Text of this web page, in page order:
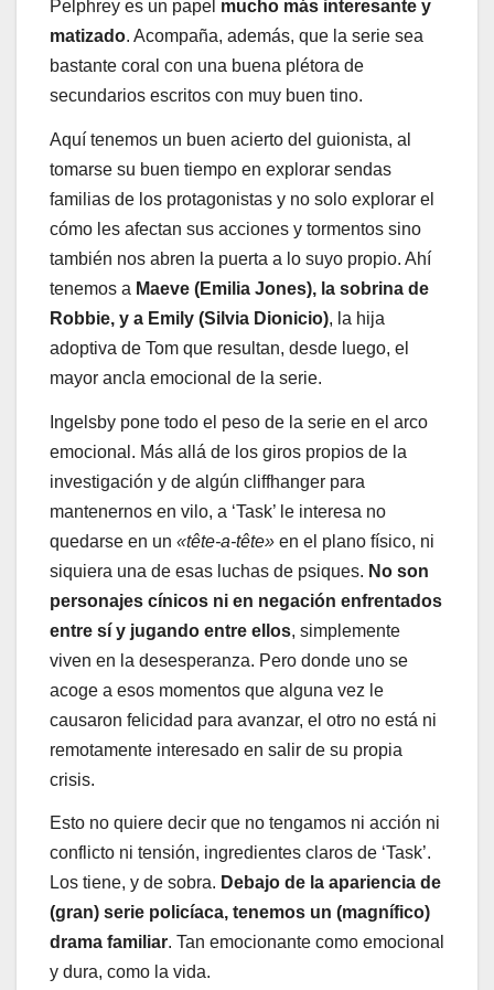
Pelphrey es un papel mucho más interesante y
matizado. Acompaña, además, que la serie sea
bastante coral con una buena plétora de
secundarios escritos con muy buen tino.
Aquí tenemos un buen acierto del guionista, al
tomarse su buen tiempo en explorar sendas
familias de los protagonistas y no solo explorar el
cómo les afectan sus acciones y tormentos sino
también nos abren la puerta a lo suyo propio. Ahí
tenemos a Maeve (Emilia Jones), la sobrina de
Robbie, y a Emily (Silvia Dionicio), la hija
adoptiva de Tom que resultan, desde luego, el
mayor ancla emocional de la serie.
Ingelsby pone todo el peso de la serie en el arco
emocional. Más allá de los giros propios de la
investigación y de algún cliffhanger para
mantenernos en vilo, a ‘Task’ le interesa no
quedarse en un «tête-a-tête» en el plano físico, ni
siquiera una de esas luchas de psiques. No son
personajes cínicos ni en negación enfrentados
entre sí y jugando entre ellos, simplemente
viven en la desesperanza. Pero donde uno se
acoge a esos momentos que alguna vez le
causaron felicidad para avanzar, el otro no está ni
remotamente interesado en salir de su propia
crisis.
Esto no quiere decir que no tengamos ni acción ni
conflicto ni tensión, ingredientes claros de ‘Task’.
Los tiene, y de sobra. Debajo de la apariencia de
(gran) serie policíaca, tenemos un (magnífico)
drama familiar. Tan emocionante como emocional
y dura, como la vida.